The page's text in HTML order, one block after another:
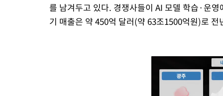
를 남겨두고 있다. 경쟁사들이 AI 모델 학습·운
기 매출은 약 450억 달러(약 63조1500억원)로